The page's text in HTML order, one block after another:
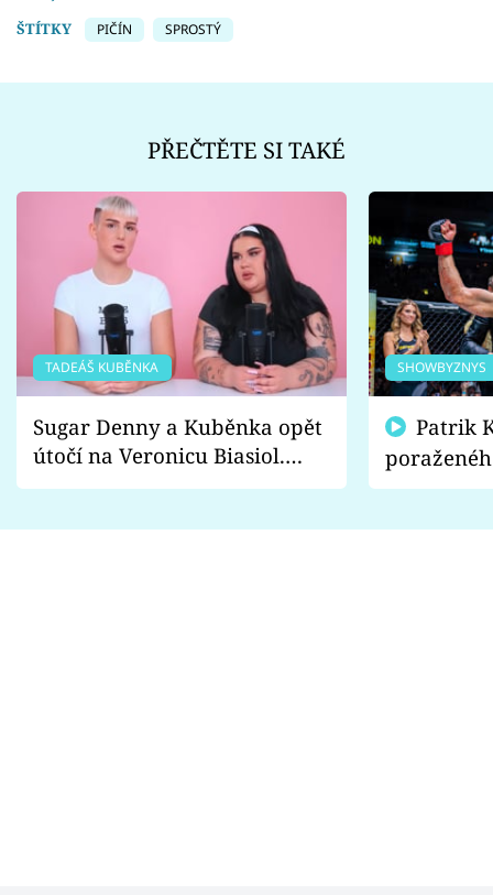
ŠTÍTKY
PIČÍN SPROSTÝ
PŘEČTĚTE SI TAKÉ
TADEÁŠ KUBĚNKA
Sugar Denny a Kuběnka opět
útočí na Veronicu Biasiol.
Proč je podle nich falešná a
SHOWBYZNYS
fanoušci